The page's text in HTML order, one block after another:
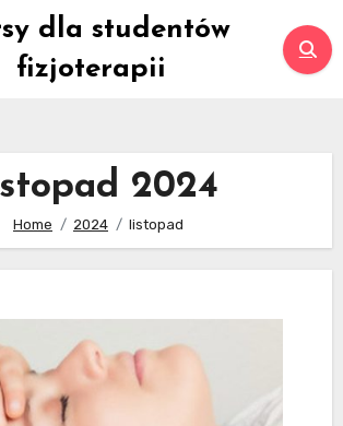
dla studentów
fizjoterapii
2024
Home 2024 listopad